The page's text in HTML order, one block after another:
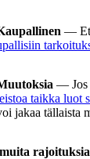
— Et
— Jos
taikka luot
jakaa tällaista
rajoituksia